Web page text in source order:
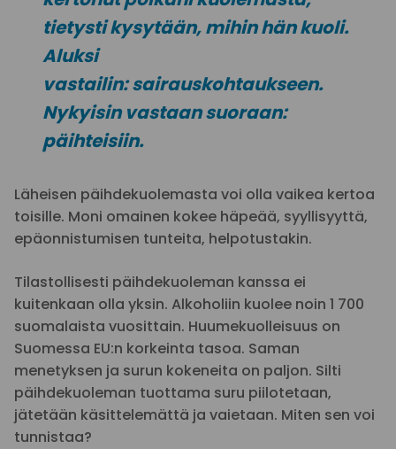
tietysti kysytään, mihin hän kuoli.
Aluksi
vastailin: sairauskohtaukseen.
Nykyisin vastaan suoraan:
päihteisiin.
Läheisen päihdekuolemasta voi olla vaikea kertoa
toisille. Moni omainen kokee häpeää, syyllisyyttä,
epäonnistumisen tunteita, helpotustakin.
Tilastollisesti päihdekuoleman kanssa ei
kuitenkaan olla yksin. Alkoholiin kuolee noin 1 700
suomalaista vuosittain. Huumekuolleisuus on
Suomessa EU:n korkeinta tasoa. Saman
menetyksen ja surun kokeneita on paljon. Silti
päihdekuoleman tuottama suru piilotetaan,
jätetään käsittelemättä ja vaietaan. Miten sen voi
tunnistaa?